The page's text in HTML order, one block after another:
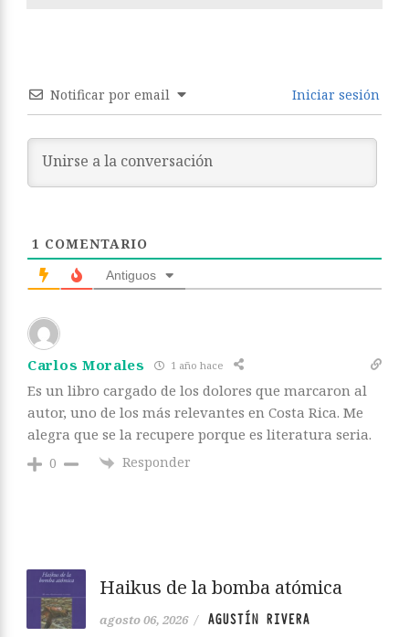
Notificar por email Iniciar sesión
1 COMENTARIO
Antiguos
Carlos Morales 1 año hace
Es un libro cargado de los dolores que marcaron al
autor, uno de los más relevantes en Costa Rica. Me
alegra que se la recupere porque es literatura seria.
0 Responder
Haikus de la bomba atómica
agosto 06, 2026 / AGUSTÍN RIVERA